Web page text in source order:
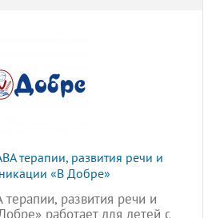
терапии, развития речи и
«В Добре»
развития речи и
работает для детей с